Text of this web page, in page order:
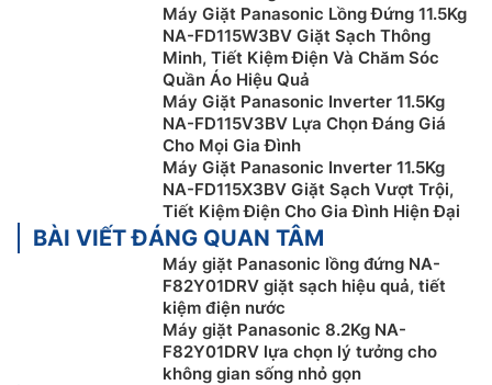
mẽ giúp loại bỏ vết bẩn cứng đầu. Hiệu quả giặt sạch
hơn 15% so với Chế độ thông thường.
Động cơ hoạt động mạnh mẽ
Máy Giặt Panasonic Lồng Đứng 11.5Kg
NA-FD115W3BV Giặt Sạch Thông
Minh, Tiết Kiệm Điện Và Chăm Sóc
Quần Áo Hiệu Quả
Máy Giặt Panasonic Inverter 11.5Kg
NA-FD115V3BV Lựa Chọn Đáng Giá
Cho Mọi Gia Đình
Máy Giặt Panasonic Inverter 11.5Kg
NA-FD115X3BV Giặt Sạch Vượt Trội,
Tiết Kiệm Điện Cho Gia Đình Hiện Đại
BÀI VIẾT ĐÁNG QUAN TÂM
Máy giặt Panasonic lồng đứng NA-
F82Y01DRV giặt sạch hiệu quả, tiết
kiệm điện nước
Máy giặt Panasonic 8.2Kg NA-
F82Y01DRV lựa chọn lý tưởng cho
không gian sống nhỏ gọn